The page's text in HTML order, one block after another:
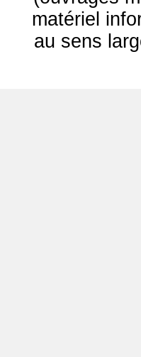
matériel
au sens